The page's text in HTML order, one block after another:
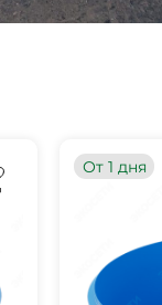
От 1 дня